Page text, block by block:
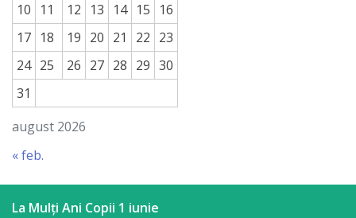
Versiunea
veche
a
paginii
web
Contacte
august 2026
10
11 12 13 14 15
16
17 18 19 20 21 22 23
24 25 26 27 28 29 30
31
« feb.
La Mulți Ani Copii 1 iunie